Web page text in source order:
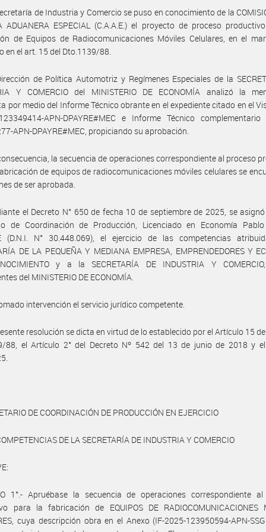
de Industria y Comercio se puso en conocimiento de la
ADUANERA ESPECIAL (C.A.A.E.) el proyecto de proceso
de Equipos de Radiocomunicaciones Móviles Celulares, en el
en el art. 15 del Dto.1139/88.
de Política Automotriz y Regímenes Especiales de la
Y COMERCIO del MINISTERIO DE ECONOMÍA analizó la
por medio del Informe Técnico obrante en el expediente citado en el
APN-DPAYRE#MEC e Informe Técnico complementario
APN-DPAYRE#MEC, propiciando su aprobación.
la secuencia de operaciones correspondiente al proceso
de equipos de radiocomunicaciones móviles celulares se
de ser aprobada.
el Decreto N° 650 de fecha 10 de septiembre de 2025, se
de Coordinación de Producción, Licenciado en Economía
(D.N.I. N° 30.448.069), el ejercicio de las competencias
DE LA PEQUEÑA Y MEDIANA EMPRESA, EMPRENDEDORES Y
y a la SECRETARÍA DE INDUSTRIA Y
del MINISTERIO DE ECONOMÍA.
intervención el servicio jurídico competente.
resolución se dicta en virtud de lo establecido por el Artículo 15
88, el Artículo 2° del Decreto Nº 542 del 13 de junio de 2018 y
DE COORDINACIÓN DE PRODUCCIÓN EN EJERCICIO
DE LA SECRETARÍA DE INDUSTRIA Y COMERCIO
1°.- Apruébase la secuencia de operaciones correspondiente
para la fabricación de EQUIPOS DE RADIOCOMUNICACIONES
cuya descripción obra en el Anexo (IF-2025-123950594-APN-